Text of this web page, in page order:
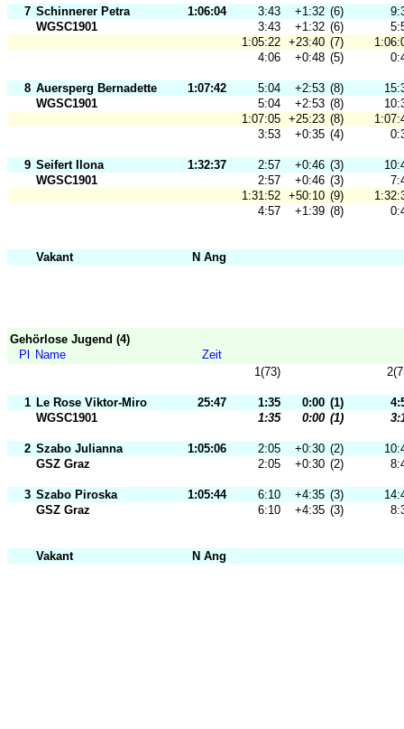
7 Schinnerer Petra 1:06:04 3:43 +1:32 (6)
WGSC1901
3:43 +1:32 (6)
1:05:22 +23:40 (7)
4:06
+0:48 (5)
8 Auersperg Bernadette 1:07:42 5:04 +2:53 (8)
WGSC1901
5:04 +2:53 (8)
1:07:05 +25:23 (8)
3:53
+0:35 (4)
9 Seifert Ilona 1:32:37 2:57 +0:46 (3)
WGSC1901
2:57 +0:46 (3)
1:31:52 +50:10 (9)
4:57
+1:39 (8)
Vakant N Ang
Gehörlose Jugend (4)
Pl
Name
Zeit
1(73)
1 Le Rose Viktor-Miro 25:47 1:35 0:00 (1)
WGSC1901
1:35 0:00 (1)
2 Szabo Julianna 1:05:06 2:05 +0:30 (2)
GSZ Graz
2:05 +0:30 (2)
3 Szabo Piroska 1:05:44 6:10 +4:35 (3)
GSZ Graz
6:10 +4:35 (3)
Vakant N Ang